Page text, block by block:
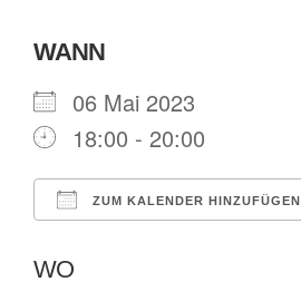
WANN
06 Mai 2023
18:00 - 20:00
ZUM KALENDER HINZUFÜGEN
WO